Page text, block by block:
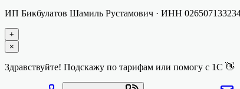
ИП Бикбулатов Шамиль Рустамович · ИНН
+
×
Здравствуйте! Подскажу по тарифам или помогу с 1С 👋